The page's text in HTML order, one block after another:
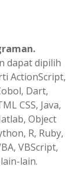
dapat dipilih
ActionScript,
Dart,
CSS, Java,
Object
R, Ruby,
VBScript,
lain.